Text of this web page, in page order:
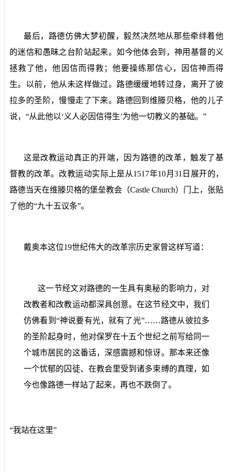
最后，路德仿佛大梦初醒，毅然决然地从那些牵绊着他
的迷信和愚昧之台阶站起来。如今他体会到，神用基督的义
拯救了他，他因信而得救；他要操练那信心，因信神而得
生。以前，他从未这样做过。路德缓缓地转过身，离开了彼
拉多的圣阶，慢慢走了下来。路德回到维滕贝格，他的儿子
说，“从此他以‘义人必因信得生’为他一切教义的基础。”
这是改教运动真正的开端，因为路德的改革，触发了基
督教的改革。改教运动实际上是从1517年10月 31 日展开的，
路德当天在维滕贝格的堡垒教会（Castle Church）门上，张贴
了他的“九十五议条”。
戴奥本这位19世纪伟大的改革宗历史家曾这样写道：
这一节经文对路德的一生具有奥秘的影响力，对
改教者和改教运动都深具创意。在这节经文中，我们
仿佛看到“神说要有光，就有了光”……路德从彼拉多
的圣阶起身时，他对保罗在十五个世纪之前写给同一
个城市居民的这番话，深感震撼和惊讶。那本来还像
一个忧郁的囚徒、在教会里受到诸多束缚的真理，如
今也像路德一样站了起来，再也不跌倒了。
“我站在这里”